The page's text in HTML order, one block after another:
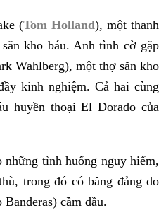
(Tom Holland), một thanh
kho báu. Anh tình cờ gặp
Wahlberg), một thợ săn kho
kinh nghiệm. Cả hai cùng
huyền thoại El Dorado của
những tình huống nguy hiểm,
trong đó có băng đảng do
cầm đầu.